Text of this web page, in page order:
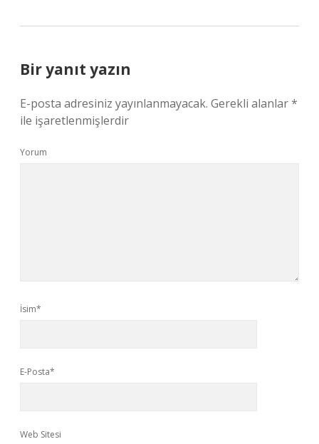
Bir yanıt yazın
E-posta adresiniz yayınlanmayacak. Gerekli alanlar*
ile işaretlenmişlerdir
Yorum
İsim*
E-Posta*
Web Sitesi